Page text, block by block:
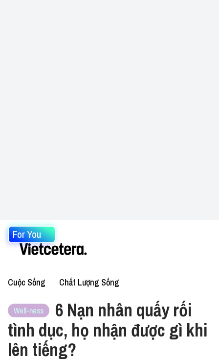
For You
Cuộc Sống Chất Lượng Sống
Well-ness
6 Nạn nhân quấy rối
tình dục, họ nhận được gì khi
lên tiếng?